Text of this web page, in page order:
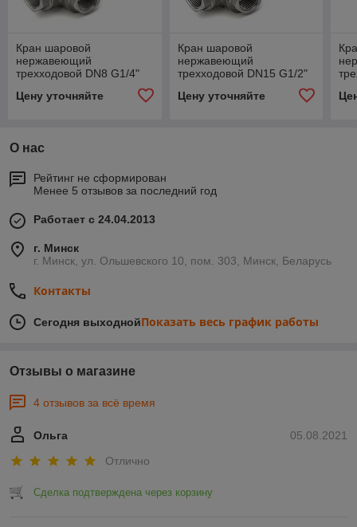
Кран шаровой
нержавеющий
трехходовой DN8 G1/4"
полнопроходной, PN63
Цену уточняйте
Кран шаровой
нержавеющий
трехходовой DN15 G1/2"
полнопроходной, PN63
Цену уточняйте
О нас
Рейтинг не сформирован
Менее 5 отзывов за последний год
Работает с 24.04.2013
г. Минск
г. Минск, ул. Ольшевского 10, пом. 303, Минск, Беларусь
Контакты
Сегодня выходнойПоказать весь график работы
Отзывы о магазине
4 отзывов за всё время
05.08.2021
Ольга
Отлично
Сделка подтверждена через корзину